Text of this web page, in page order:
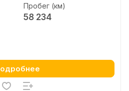
Пробег (км)
58 234